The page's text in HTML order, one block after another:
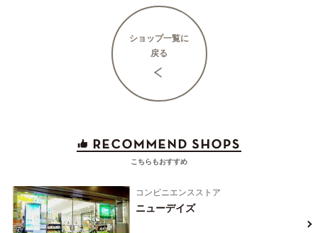
ショップ一覧に
戻る
こちらもおすすめ
コンビニエンスストア
ニューデイズ